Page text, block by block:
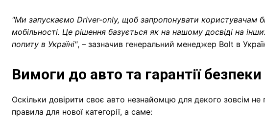
"Ми запускаємо Driver-only, щоб запропонувати користувачам
мобільності. Це рішення базується як на нашому досвіді на
попиту в Україні", – зазначив генеральний менеджер Bolt в
Вимоги до авто та гарантії безпеки
Оскільки довірити своє авто незнайомцю для декого зовсім
правила для нової категорії, а саме: